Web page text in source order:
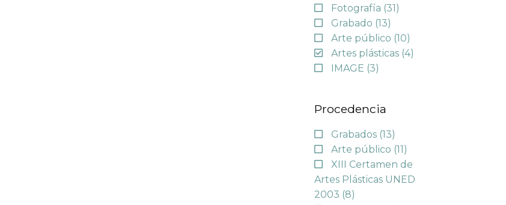
Fotografía (31)
Grabado (13)
Arte público (10)
Artes plásticas (4)
IMAGE (3)
Procedencia
Grabados (13)
Arte público (11)
XIII Certamen de
Artes Plásticas UNED
2003 (8)